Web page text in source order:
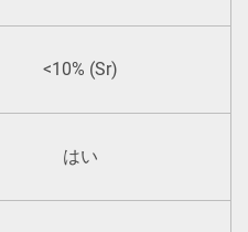
<10% (Sr)
はい